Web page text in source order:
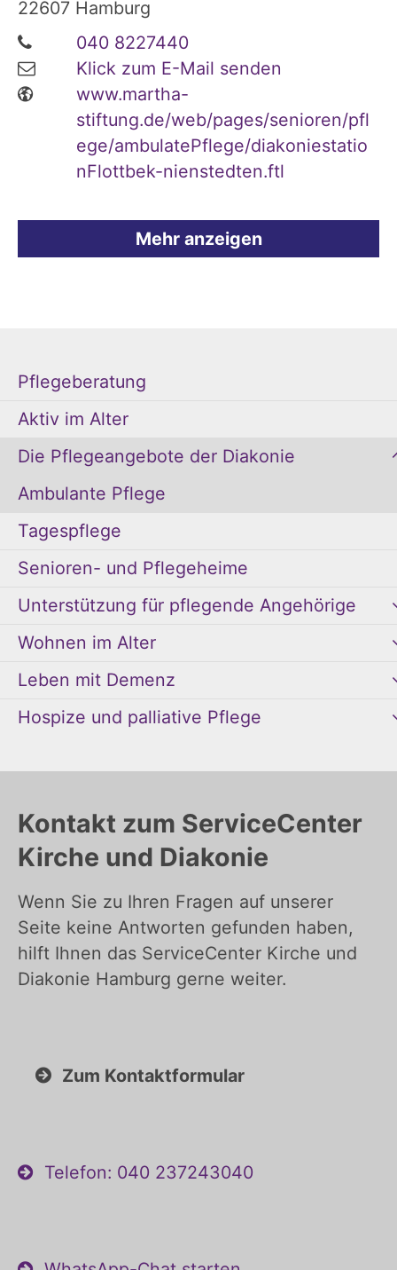
22607 Hamburg
040 8227440
Klick zum E-Mail senden
www.martha-
stiftung.de/web/pages/senioren/pfl
ege/ambulatePflege/diakoniestatio
nFlottbek-nienstedten.ftl
Mehr anzeigen
Pflegeberatung
Aktiv im Alter
Die Pflegeangebote der Diakonie
Ambulante Pflege
Tagespflege
Senioren- und Pflegeheime
Unterstützung für pflegende Angehörige
Wohnen im Alter
Leben mit Demenz
Hospize und palliative Pflege
Kontakt zum ServiceCenter
Kirche und Diakonie
Wenn Sie zu Ihren Fragen auf unserer
Seite keine Antworten gefunden haben,
hilft Ihnen das ServiceCenter Kirche und
Diakonie Hamburg gerne weiter.
Zum Kontaktformular
Telefon: 040 237243040